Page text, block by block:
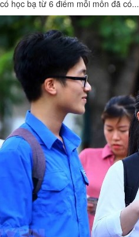
có học bạ từ 6 điểm mỗi môn đã có...